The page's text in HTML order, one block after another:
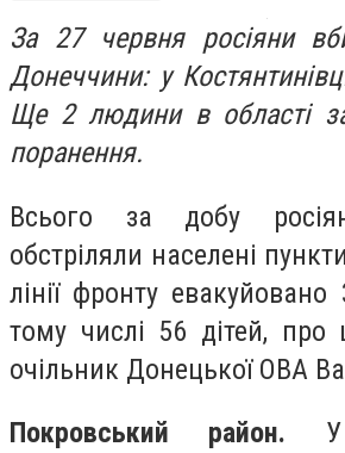
За 27 червня росіяни
Донеччини: у
Ще 2 людини в області
поранення.
Всього за добу
обстріляли населені
лінії фронту
тому числі 56 дітей, про
очільник Донецької ОВА
Покровський район. У